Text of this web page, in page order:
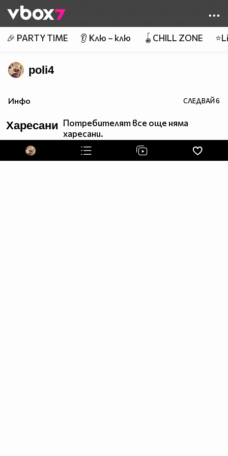
👾
🎉 PARTY TIME 👂 Клю – клю 🪀CHILL ZONE
poli4
Инфо СЛЕДВАЙ6
Харесани Потребителят все още няма
харесани.